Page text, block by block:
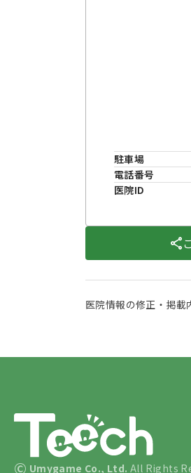
駐車場
電話番号
医院ID
医院情報の修正・掲載
© Umygame Co., Ltd. All Rights